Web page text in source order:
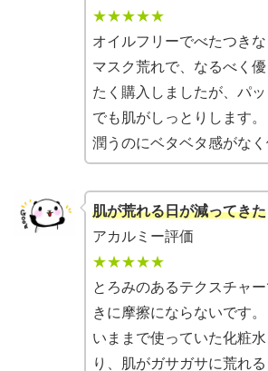
★★★★★
オイルフリーでべたつきな
マスク荒れで、なるべく
たく購入しましたが、パ
でも肌がしっとりします。
潤うのにベタベタ感がなく
肌が荒れる日が減ってきた
アカルミー評価
★★★★★
とろみのあるテクスチャ
きに摩擦にならないです。
いままで使っていた化粧
り、肌がガサガサに荒れる